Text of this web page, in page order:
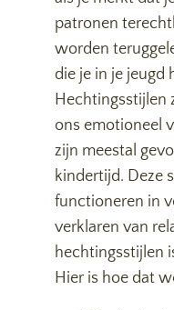
patronen
worden
die je in je jeugd
Hechtingsstijlen
ons emotioneel
zijn meestal
kindertijd. Deze
functioneren in
verklaren van
hechtingsstijlen
Hier is hoe dat